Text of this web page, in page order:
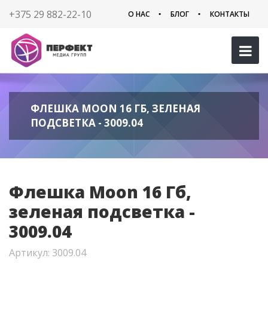
+375 29 882-22-10 О НАС БЛОГ КОНТАКТЫ
ФЛЕШКА MOON 16 ГБ, ЗЕЛЕНАЯ
ПОДСВЕТКА - 3009.04
Флешка Moon 16 Гб,
зеленая подсветка -
3009.04
Артикул: 3009.04